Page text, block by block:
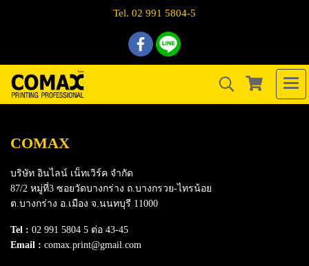
Tel. 02 991 5804-5
COMAX
บริษัท อินไลน์ เน็ทเวิร์ค จำกัด
87/2 หมู่ที่3 ซอยวัดบางกร่าง ถ.บางกรวย-ไทรน้อย
ต.บางกร่าง อ.เมือง จ.นนทบุรี 11000
Tel : 02 991 5804 5 ต่อ 43-45
Email : comax.print@gmail.com